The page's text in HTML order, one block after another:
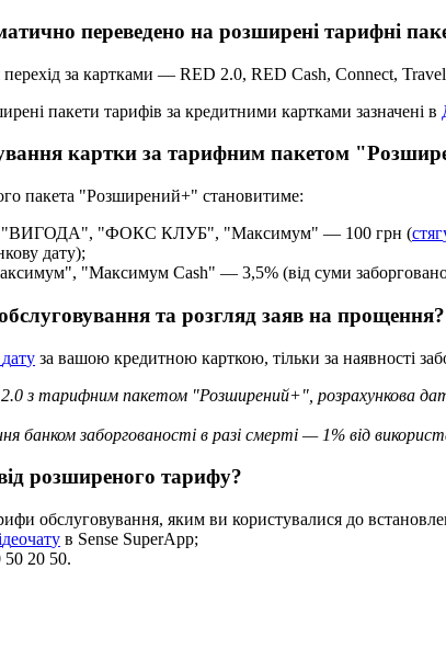
атично переведено на розширені тарифні пак
перехід за картками — RED 2.0, RED Сash, Connect, Travel
ирені пакети тарифів за кредитними картками зазначені в
вання картки за тарифним пакетом "Розшир
го пакета "Розширений+" становитиме:
"ВИГОДА", "ФОКС КЛУБ", "Максимум" — 100 грн (стяг
кову дату);
аксимум", "Максимум Cash" — 3,5% (від суми заборгован
бслуговування та розгляд заяв на прощення?
дату за вашою кредитною карткою, тільки за наявності заб
2.0 з тарифним пакетом "Розширений+" розрахункова да
ня банком заборгованості в разі смерті — 1% від використ
ід розширеного тарифу?
ифи обслуговування, яким ви користувалися до встановле
деочату в Sense SuperApp;
50 20 50.